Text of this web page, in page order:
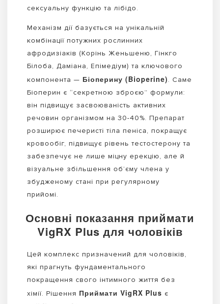
сексуальну функцію та лібідо.
Механізм дії базується на унікальній
комбінації потужних рослинних
афродизіаків (Корінь Женьшеню, Гінкго
Білоба, Даміана, Епімедіум) та ключового
компонента — Біоперину (Bioperine). Саме
Біоперин є “секретною зброєю” формули:
він підвищує засвоюваність активних
речовин організмом на 30-40%. Препарат
розширює печеристі тіла пеніса, покращує
кровообіг, підвищує рівень тестостерону та
забезпечує не лише міцну ерекцію, але й
візуальне збільшення об’єму члена у
збудженому стані при регулярному
прийомі.
Основні показання приймати
VigRX Plus для чоловіків
Цей комплекс призначений для чоловіків,
які прагнуть фундаментального
покращення свого інтимного життя без
хімії. Рішення Приймати VigRX Plus є